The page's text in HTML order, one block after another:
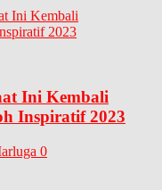
Ini Kembali
Inspiratif 2023
0